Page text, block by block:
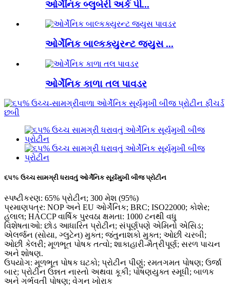
ઓર્ગેનિક બ્લુબેરી અર્ક પી...
ઓર્ગેનિક બાલ્કક્યુરન્ટ જ્યુસ ...
ઓર્ગેનિક કાળા તલ પાવડર
૬૫% ઉચ્ચ સામગ્રી ધરાવતું ઓર્ગેનિક સૂર્યમુખી બીજ પ્રોટીન
સ્પષ્ટીકરણ: 65% પ્રોટીન; 300 મેશ (95%)
પ્રમાણપત્ર: NOP અને EU ઓર્ગેનિક; BRC; ISO22000; કોશેર;
હલાલ; HACCP વાર્ષિક પુરવઠા ક્ષમતા: 1000 ટનથી વધુ
વિશેષતાઓ: છોડ આધારિત પ્રોટીન; સંપૂર્ણપણે એમિનો એસિડ;
એલર્જન (સોયા, ગ્લુટેન) મુક્ત; જંતુનાશકો મુક્ત; ઓછી ચરબી;
ઓછી કેલરી; મૂળભૂત પોષક તત્વો; શાકાહારી-મૈત્રીપૂર્ણ; સરળ પાચન
અને શોષણ.
ઉપયોગ: મૂળભૂત પોષક ઘટકો; પ્રોટીન પીણું; રમતગમત પોષણ; ઉર્જા
બાર; પ્રોટીન ઉન્નત નાસ્તો અથવા કૂકી; પોષણયુક્ત સ્મૂધી; બાળક
અને ગર્ભવતી પોષણ; વેગન ખોરાક